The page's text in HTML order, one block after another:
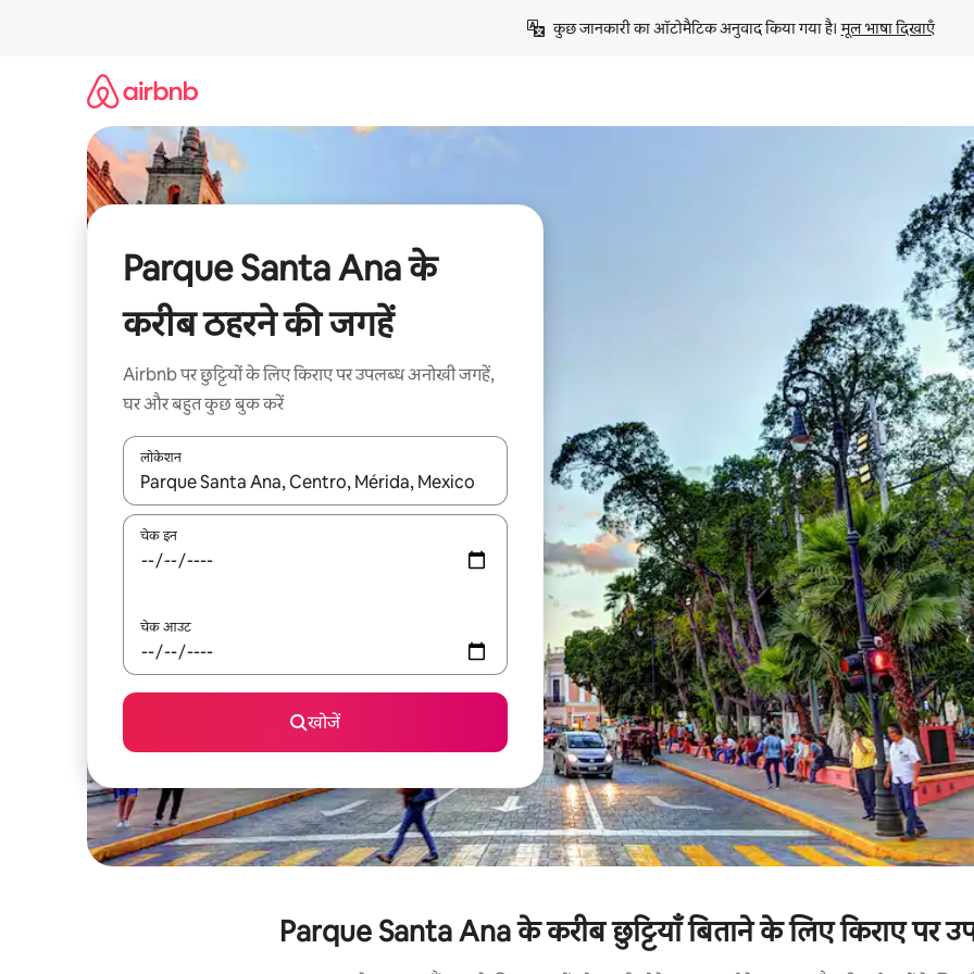
कुछ जानकारी का ऑटोमैटिक अनुवाद किया गया है। मूल भाषा दिखाएँ
Parque Santa Ana के
करीब ठहरने की जगहें
Airbnb पर छुट्टियों के लिए किराए पर उपलब्ध अनोखी जगहें,
घर और बहुत कुछ बुक करें
लोकेशन
नतीजों के उपलब्ध होने पर, अप और डाउन 'ऐरो की' का इस्तेमाल करके नेविगेट करें या टच या फिर स्वाइप जेस्चर का इस्तेमाल करके एक्सप्लोर करें।
चेक इन
चेक आउट
खोजें
Parque Santa Ana के करीब छुट्टियाँ बिताने के लिए किराए पर